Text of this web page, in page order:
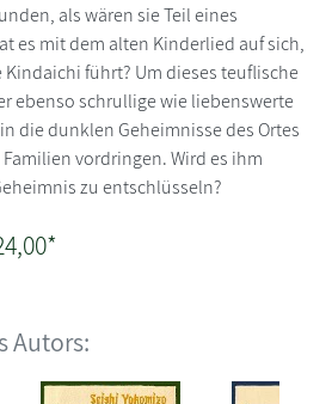
als wären sie Teil eines
es mit dem alten Kinderlied auf sich,
Kindaichi führt? Um dieses teuflische
ebenso schrullige wie liebenswerte
die dunklen Geheimnisse des Ortes
vordringen. Wird es ihm
zu entschlüsseln?
Autors: